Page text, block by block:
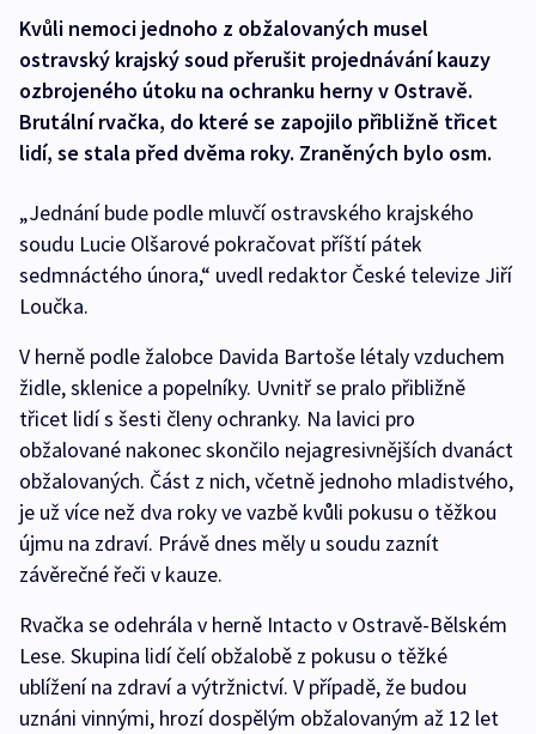
Kvůli nemoci jednoho z obžalovaných musel
ostravský krajský soud přerušit projednávání kauzy
ozbrojeného útoku na ochranku herny v Ostravě.
Brutální rvačka, do které se zapojilo přibližně třicet
lidí, se stala před dvěma roky. Zraněných bylo osm.
„Jednání bude podle mluvčí ostravského krajského
soudu Lucie Olšarové pokračovat příští pátek
sedmnáctého února,“ uvedl redaktor České televize Jiří
Loučka.
V herně podle žalobce Davida Bartoše létaly vzduchem
židle, sklenice a popelníky. Uvnitř se pralo přibližně
třicet lidí s šesti členy ochranky. Na lavici pro
obžalované nakonec skončilo nejagresivnějších dvanáct
obžalovaných. Část z nich, včetně jednoho mladistvého,
je už více než dva roky ve vazbě kvůli pokusu o těžkou
újmu na zdraví. Právě dnes měly u soudu zaznít
závěrečné řeči v kauze.
Rvačka se odehrála v herně Intacto v Ostravě-Bělském
Lese. Skupina lidí čelí obžalobě z pokusu o těžké
ublížení na zdraví a výtržnictví. V případě, že budou
uznáni vinnými, hrozí dospělým obžalovaným až 12 let